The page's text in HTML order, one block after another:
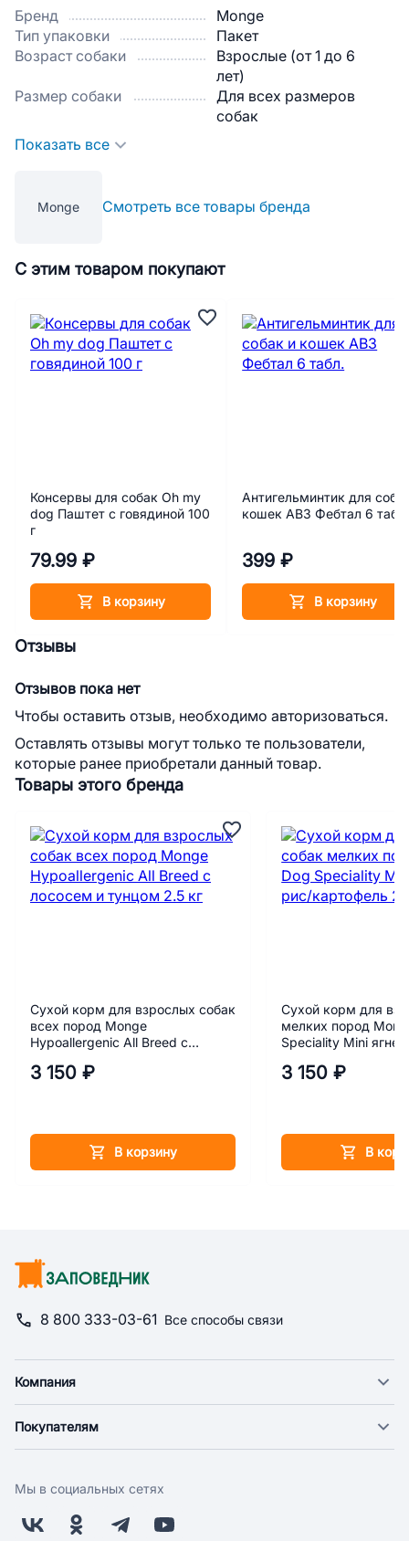
Бренд
Monge
Тип упаковки
Пакет
Возраст собаки
Взрослые (от 1 до 6
лет)
Размер собаки
Для всех размеров
собак
Показать все
Monge Смотреть все товары бренда
С этим товаром покупают
Консервы для собак Oh my
dog Паштет с говядиной 100
г
79.99 ₽
В корзину
Антигельминтик для
кошек АВЗ Фебтал 6 табл.
399 ₽
В корзину
Товары этого бренда
Сухой корм для взрослых собак
всех пород Monge
Hypoallergenic All Breed c
3 150 ₽
В корзину
Сухой корм для
мелких пород
Speciality Mini
3 150 ₽
В
Отзывы
Отзывов пока нет
Чтобы оставить отзыв, необходимо авторизоваться.
Оставлять отзывы могут только те пользователи,
которые ранее приобретали данный товар.
8 800 333-03-61 Все способы связи
Компания
Новости
Поставщикам
Заводчикам
Покупателям
Оплата
Бонусная программа
Мы в социальных сетях